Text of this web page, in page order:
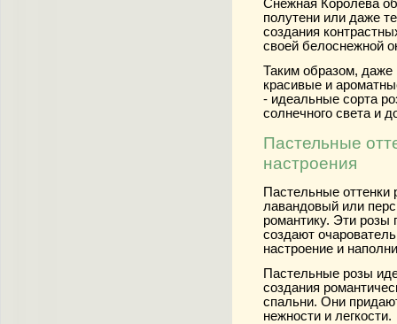
Снежная Королева
полутени или даже
создания
своей белоснежной
Таким образом, даже
красивые и
- идеальные сорта
солнечного света и
Пастельные
настроения
Пастельные оттенки
лавандовый или
романтику. Эти розы
создают
настроение и
Пастельные розы
создания
спальни. Они
нежности и легкости.